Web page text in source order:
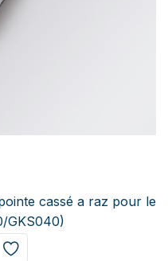
cassé a raz pour le
GKS040)